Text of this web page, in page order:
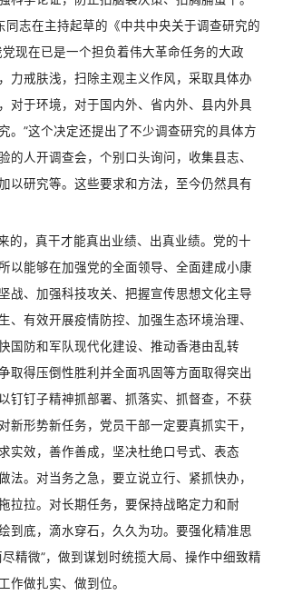
同志在主持起草的《中共中央关于调查研究的
现在已是一个担负着伟大革命任务的大政
力戒肤浅，扫除主观主义作风，采取具体办
对于环境，对于国内外、省内外、县内外具
。”这个决定还提出了不少调查研究的具体方
的人开调查会，个别口头询问，收集县志、
以研究等。这些要求和方法，至今仍然具有
的，真干才能真出业绩、出真业绩。党的十
以能够在加强党的全面领导、全面建成小康
战、加强科技攻关、把握宣传思想文化主导
、有效开展疫情防控、加强生态环境治理、
国防和军队现代化建设、推动香港由乱转
取得压倒性胜利并全面巩固等方面取得突出
钉钉子精神抓部署、抓落实、抓督查，不获
新形势新任务，党员干部一定要真抓实干，
实效，善作善成，坚决杜绝口号式、表态
法。对当务之急，要立说立行、紧抓快办，
拉拉。对长期任务，要保持战略定力和耐
到底，滴水穿石，久久为功。要强化精准思
精微”，做到谋划时统揽大局、操作中细致精
作做扎实、做到位。